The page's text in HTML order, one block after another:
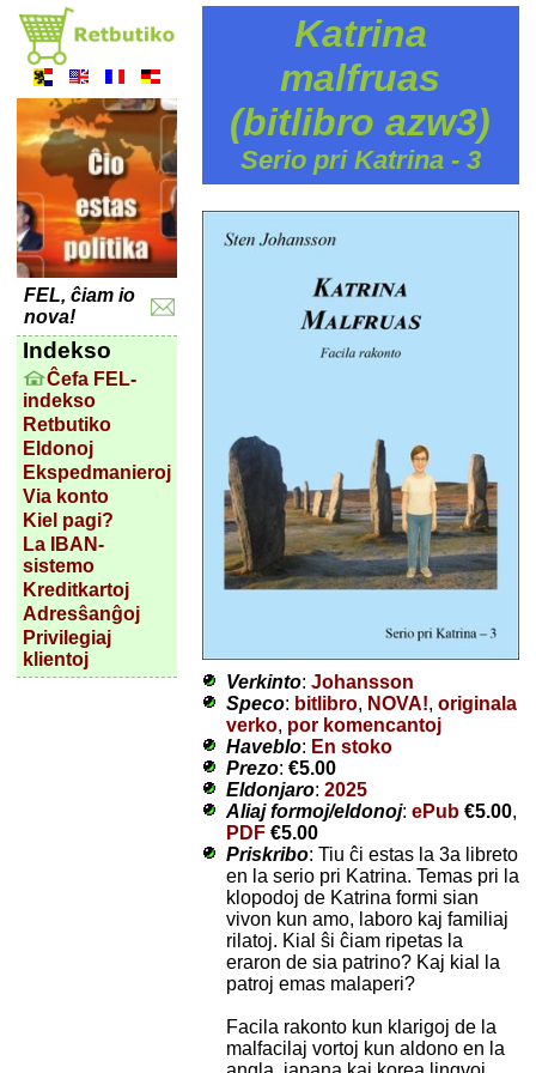
FEL, ĉiam io
nova!
Indekso
Ĉefa FEL-
indekso
Retbutiko
Eldonoj
Ekspedmanieroj
Via konto
Kiel pagi?
La IBAN-
sistemo
Kreditkartoj
Adresŝanĝoj
Privilegiaj
klientoj
Katrina
malfruas
(bitlibro azw3)
Serio pri Katrina - 3
Verkinto: Johansson
Speco: bitlibro, NOVA!, originala
verko, por komencantoj
Haveblo: En stoko
Prezo: €5.00
Eldonjaro: 2025
Aliaj formoj/eldonoj: ePub €5.00,
PDF €5.00
Priskribo: Tiu ĉi estas la 3a libreto
en la serio pri Katrina. Temas pri la
klopodoj de Katrina formi sian
vivon kun amo, laboro kaj familiaj
rilatoj. Kial ŝi ĉiam ripetas la
eraron de sia patrino? Kaj kial la
patroj emas malaperi?
Facila rakonto kun klarigoj de la
malfacilaj vortoj kun aldono en la